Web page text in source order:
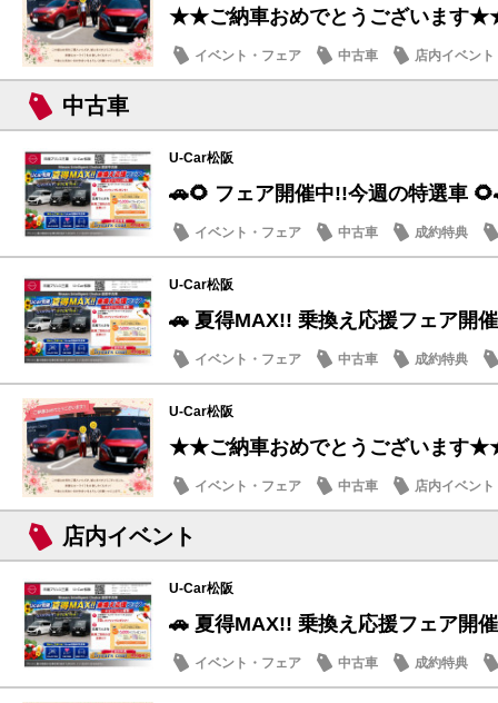
★★ご納車おめでとうございます
イベント・フェア 中古車 店内イベント
中古車
U-Car松阪
🚗🌻 フェア開催中!!今週の特選車
イベント・フェア 中古車 成約特典
U-Car松阪
🚗 夏得MAX!! 乗換え応援フェア開
イベント・フェア 中古車 成約特典
U-Car松阪
★★ご納車おめでとうございます
イベント・フェア 中古車 店内イベント
店内イベント
U-Car松阪
🚗 夏得MAX!! 乗換え応援フェア開
イベント・フェア 中古車 成約特典